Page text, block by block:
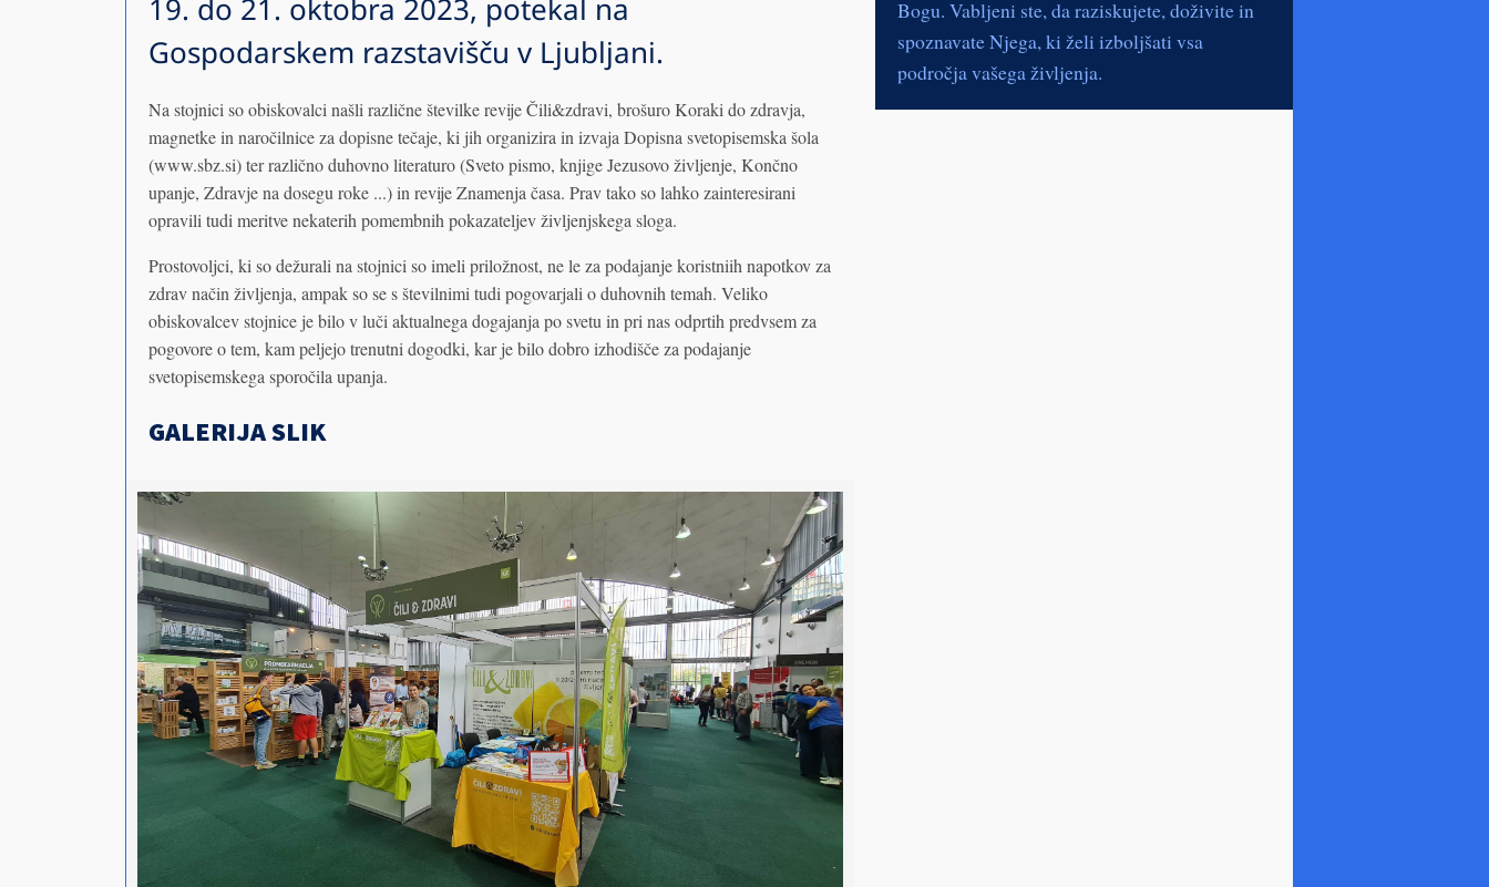
19. do 21. oktobra 2023, potekal na
Gospodarskem razstavišču v Ljubljani.
Na stojnici so obiskovalci našli različne številke revije Čili&zdravi, brošuro Koraki do zdravja,
magnetke in naročilnice za dopisne tečaje, ki jih organizira in izvaja Dopisna svetopisemska šola
(www.sbz.si) ter različno duhovno literaturo (Sveto pismo, knjige Jezusovo življenje, Končno
upanje, Zdravje na dosegu roke ...) in revije Znamenja časa. Prav tako so lahko zainteresirani
opravili tudi meritve nekaterih pomembnih pokazateljev življenjskega sloga.
Prostovoljci, ki so dežurali na stojnici so imeli priložnost, ne le za podajanje koristniih napotkov za
zdrav način življenja, ampak so se s številnimi tudi pogovarjali o duhovnih temah. Veliko
obiskovalcev stojnice je bilo v luči aktualnega dogajanja po svetu in pri nas odprtih predvsem za
pogovore o tem, kam peljejo trenutni dogodki, kar je bilo dobro izhodišče za podajanje
svetopisemskega sporočila upanja.
GALERIJA SLIK
Bogu. Vabljeni ste, da raziskujete, doživite in
spoznavate Njega, ki želi izboljšati vsa
področja vašega življenja.